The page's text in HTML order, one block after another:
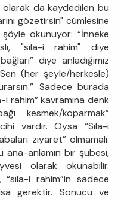
da kaydedilen bu
gözetirsin" cümlesine
okunuyor: “İnneke
"sıla-i rahim" diye
diye anladığımız
(her şeyle/herkesle)
Sadece burada
i rahim” kavramına denk
kesmek/koparmak”
vardır. Oysa “Sıla-i
ziyaret” olmamalı.
ana-anlamın bir şubesi,
olarak okunabilir.
i rahim”in sadece
gerektir. Sonucu ve